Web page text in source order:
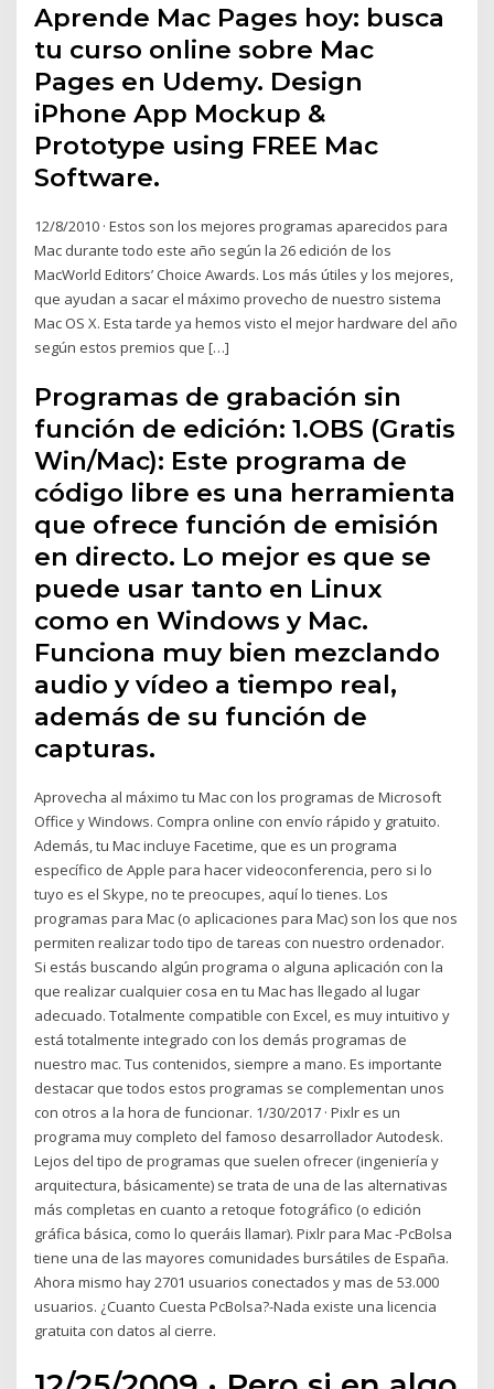
Aprende Mac Pages hoy: busca
tu curso online sobre Mac
Pages en Udemy. Design
iPhone App Mockup &
Prototype using FREE Mac
Software.
12/8/2010 · Estos son los mejores programas aparecidos para
Mac durante todo este año según la 26 edición de los
MacWorld Editors’ Choice Awards. Los más útiles y los mejores,
que ayudan a sacar el máximo provecho de nuestro sistema
Mac OS X. Esta tarde ya hemos visto el mejor hardware del año
según estos premios que […]
Programas de grabación sin
función de edición: 1.OBS (Gratis
Win/Mac): Este programa de
código libre es una herramienta
que ofrece función de emisión
en directo. Lo mejor es que se
puede usar tanto en Linux
como en Windows y Mac.
Funciona muy bien mezclando
audio y vídeo a tiempo real,
además de su función de
capturas.
Aprovecha al máximo tu Mac con los programas de Microsoft
Office y Windows. Compra online con envío rápido y gratuito.
Además, tu Mac incluye Facetime, que es un programa
específico de Apple para hacer videoconferencia, pero si lo
tuyo es el Skype, no te preocupes, aquí lo tienes. Los
programas para Mac (o aplicaciones para Mac) son los que nos
permiten realizar todo tipo de tareas con nuestro ordenador.
Si estás buscando algún programa o alguna aplicación con la
que realizar cualquier cosa en tu Mac has llegado al lugar
adecuado. Totalmente compatible con Excel, es muy intuitivo y
está totalmente integrado con los demás programas de
nuestro mac. Tus contenidos, siempre a mano. Es importante
destacar que todos estos programas se complementan unos
con otros a la hora de funcionar. 1/30/2017 · Pixlr es un
programa muy completo del famoso desarrollador Autodesk.
Lejos del tipo de programas que suelen ofrecer (ingeniería y
arquitectura, básicamente) se trata de una de las alternativas
más completas en cuanto a retoque fotográfico (o edición
gráfica básica, como lo queráis llamar). Pixlr para Mac -PcBolsa
tiene una de las mayores comunidades bursátiles de España.
Ahora mismo hay 2701 usuarios conectados y mas de 53.000
usuarios. ¿Cuanto Cuesta PcBolsa?-Nada existe una licencia
gratuita con datos al cierre.